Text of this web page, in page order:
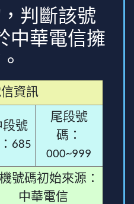
判斷該號
中華電信擁
資訊
段號
685
尾段號
碼：
000~999
號碼初始來源：
中華電信